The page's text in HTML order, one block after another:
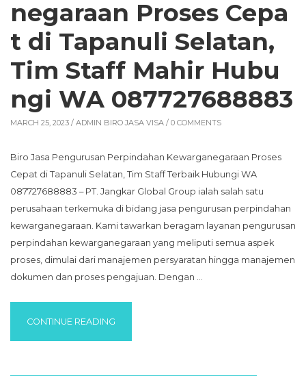
negaraan Proses Cepa
t di Tapanuli Selatan,
Tim Staff Mahir Hubu
ngi WA 087727688883
MARCH 25, 2023 / ADMIN BIRO JASA VISA / 0 COMMENTS
Biro Jasa Pengurusan Perpindahan Kewarganegaraan Proses
Cepat di Tapanuli Selatan, Tim Staff Terbaik Hubungi WA
087727688883 – PT. Jangkar Global Group ialah salah satu
perusahaan terkemuka di bidang jasa pengurusan perpindahan
kewarganegaraan. Kami tawarkan beragam layanan pengurusan
perpindahan kewarganegaraan yang meliputi semua aspek
proses, dimulai dari manajemen persyaratan hingga manajemen
dokumen dan proses pengajuan. Dengan …
CONTINUE READING